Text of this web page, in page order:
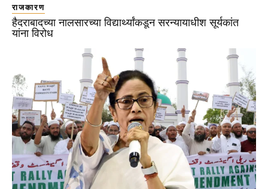
राजकारण
हैदराबादच्या नालसारच्या विद्यार्थ्यांकडून सरन्यायाधीश सूर्यकांत
यांना विरोध